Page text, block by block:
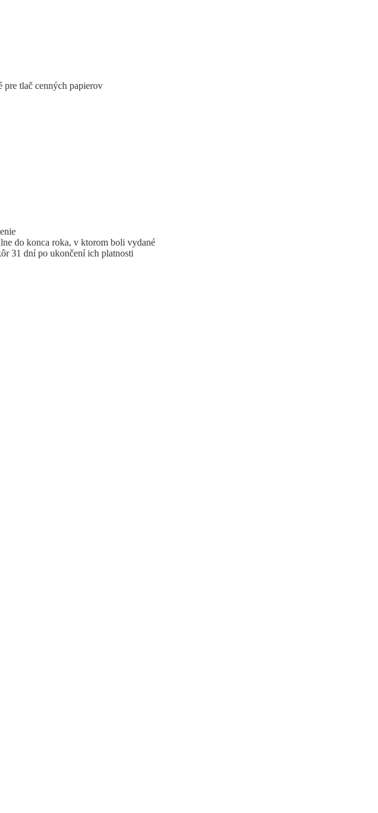
tlač cenných papierov
do konca roka, v ktorom boli vydané
31 dní po ukončení ich platnosti